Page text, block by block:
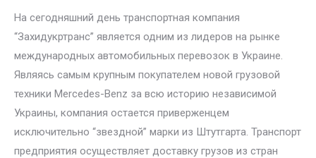
На сегодняшний день транспортная компания
“Захидукртранс” является одним из лидеров на рынке
международных автомобильных перевозок в Украине.
Являясь самым крупным покупателем новой грузовой
техники Mercedes-Benz за всю историю независимой
Украины, компания остается приверженцем
исключительно “звездной” марки из Штутгарта. Транспорт
предприятия осуществляет доставку грузов из стран